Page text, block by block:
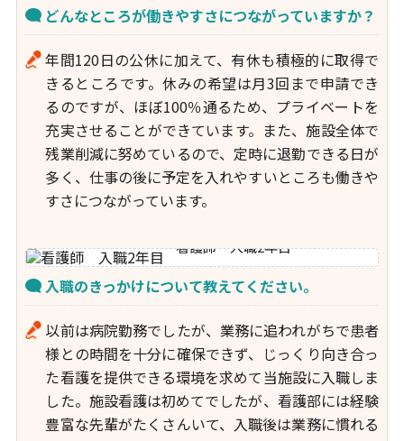
どんなところが働きやすさにつながっていますか？
年間120日の公休に加えて、有休も積極的に取得で
きるところです。休みの希望は月3回まで申請でき
るのですが、ほぼ100％通るため、プライベートを
充実させることができています。また、施設全体で
残業削減に努めているので、定時に退勤できる日が
多く、仕事の後に予定を入れやすいところも働きや
すさにつながっています。
看護師 入職2年目
入職のきっかけについて教えてください。
以前は病院勤務でしたが、業務に追われがちで患者
様との時間を十分に確保できず、じっくり向き合っ
た看護を提供できる環境を求めて当施設に入職しま
した。施設看護は初めてでしたが、看護部には経験
豊富な先輩がたくさんいて、入職後は業務に慣れる